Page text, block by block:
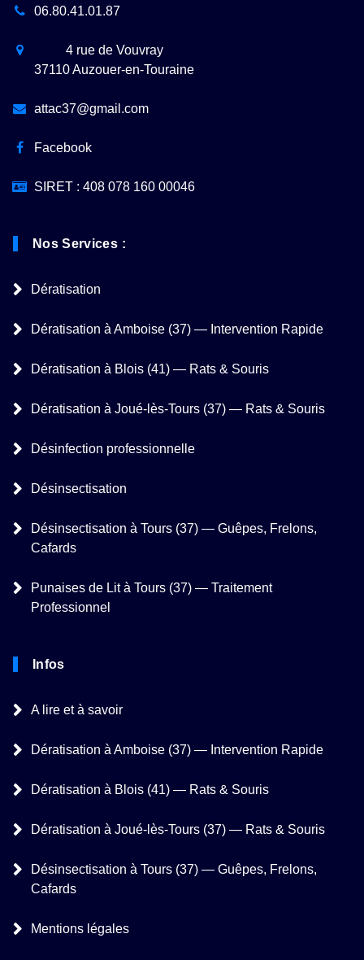
06.80.41.01.87
4 rue de Vouvray
37110Auzouer-en-Touraine
attac37@gmail.com
Facebook
SIRET : 408 078 160 00046
Nos Services :
Dératisation
Dératisation à Amboise (37) — Intervention Rapide
Dératisation à Blois (41) — Rats & Souris
Dératisation à Joué-lès-Tours (37) — Rats & Souris
Désinfection professionnelle
Désinsectisation
Désinsectisation à Tours (37) — Guêpes, Frelons,
Cafards
Punaises de Lit à Tours (37) — Traitement
Professionnel
Infos
A lire et à savoir
Dératisation à Amboise (37) — Intervention Rapide
Dératisation à Blois (41) — Rats & Souris
Dératisation à Joué-lès-Tours (37) — Rats & Souris
Désinsectisation à Tours (37) — Guêpes, Frelons,
Cafards
Mentions légales